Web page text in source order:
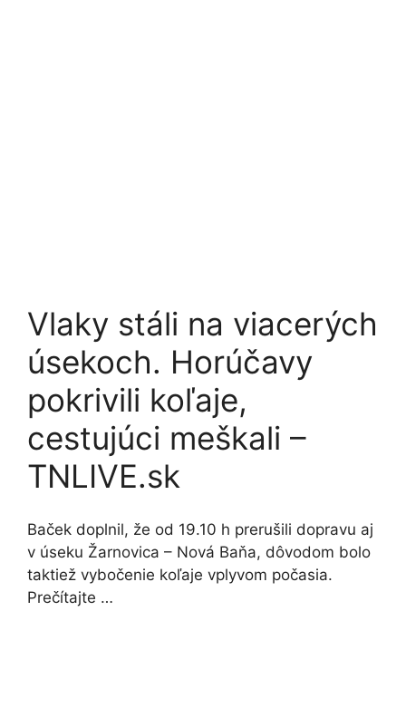
Vlaky stáli na viacerých
úsekoch. Horúčavy
pokrivili koľaje,
cestujúci meškali –
TNLIVE.sk
Baček doplnil, že od 19.10 h prerušili dopravu aj
v úseku Žarnovica – Nová Baňa, dôvodom bolo
taktiež vybočenie koľaje vplyvom počasia.
Prečítajte …